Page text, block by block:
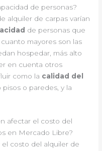
de personas?
alquiler de carpas varían
de personas que
mayores son las
hospedar, más alto
en cuenta otros
como la calidad del
pisos o paredes, y la
afectar el costo del
en Mercado Libre?
costo del alquiler de